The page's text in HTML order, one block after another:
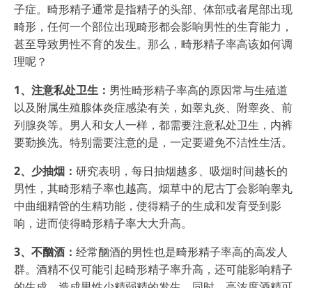
子症。畸形精子通常是指精子的头部、体部或者尾部出现
畸形，任何一个部位出现畸形都会影响男性的生育能力，
甚至导致男性不育的发生。那么，畸形精子率高该如何调
理呢？
1、注意私处卫生： 男性畸形精子率高的原因常与生殖道
以及附属生殖腺体炎症感染有关，如睾丸炎、附睾炎、前
列腺炎等。男人和女人一样，都需要注意私处卫生，内裤
要勤换洗。特别需要注意的是，一定要避免不洁性生活。
2、少抽烟： 研究表明，每日抽烟越多、吸烟时间越长的
男性，其畸形精子率也越高。烟草中的尼古丁会影响睾丸
中曲细精管的生精功能，使得精子的生成和发育受到影
响，进而使得畸形精子率大大升高。
3、不酗酒： 经常酗酒的男性也是畸形精子率高的高发人
群。酒精不仅可能引起畸形精子率升高，还可能影响精子